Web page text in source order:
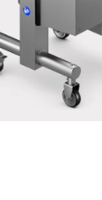
FriendlyCaptcha ⇗